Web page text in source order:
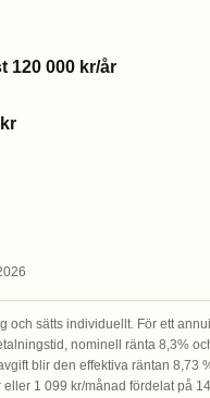
120 000 kr/år
och sätts individuellt. För ett
nominell ränta 8,3%
blir den effektiva räntan 8,73
eller 1 099 kr/månad fördelat på